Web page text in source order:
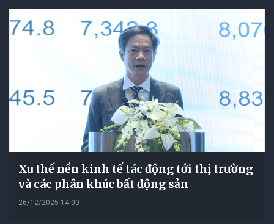
Xu thế nền kinh tế tác động tới thị trường
và các phân khúc bất động sản
26/12/2025 14:00